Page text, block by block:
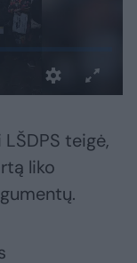
teigė,
liko